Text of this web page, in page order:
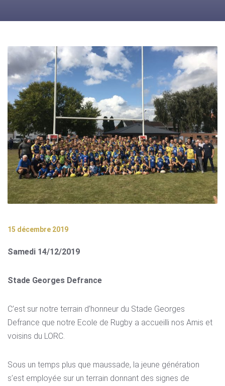
15 décembre 2019
Samedi 14/12/2019
Stade Georges Defrance
C’est sur notre terrain d’honneur du Stade Georges
Defrance que notre Ecole de Rugby a accueilli nos Amis et
voisins du LORC.
Sous un temps plus que maussade, la jeune génération
s’est employée sur un terrain donnant des signes de